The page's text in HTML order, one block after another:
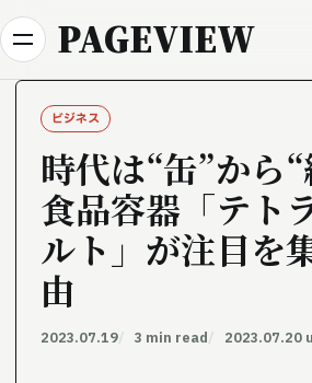
Skip to contentPAGEVIEW
ビジネス
時代は“缶”から
食品容器「テト
ルト」が注目を
由
2023.07.19 3 min read 2023.07.20